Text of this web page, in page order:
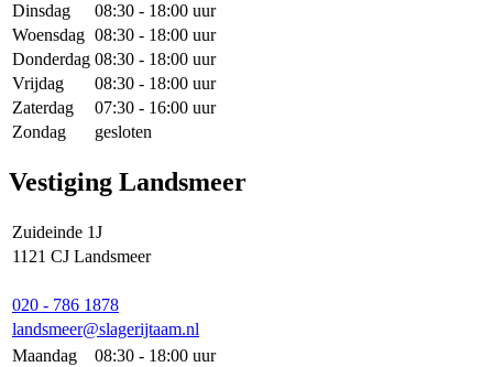
Dinsdag
08:30 - 18:00 uur
Woensdag 08:30 - 18:00 uur
Donderdag 08:30 - 18:00 uur
Vrijdag
08:30 - 18:00 uur
Zaterdag
07:30 - 16:00 uur
Zondag
gesloten
Vestiging Landsmeer
Zuideinde 1J
1121 CJ Landsmeer
020 - 786 1878
landsmeer@slagerijtaam.nl
Maandag
08:30 - 18:00 uur